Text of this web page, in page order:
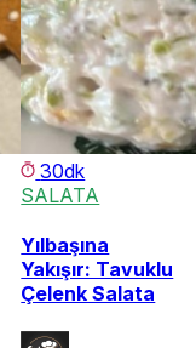
30dk
SALATA
Yılbaşına
Yakışır: Tavuklu
Çelenk Salata